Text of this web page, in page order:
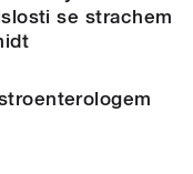
se strachem